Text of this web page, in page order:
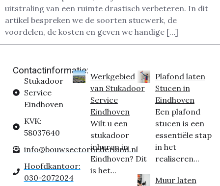
uitstraling van een ruimte drastisch verbeteren. In dit
artikel bespreken we de soorten stucwerk, de
voordelen, de kosten en geven we handige […]
Contactinformatie:
Stukadoor
Service
Eindhoven
KVK:
58037640
info@bouwsectornederland.nl
Hoofdkantoor:
030-2072024
Werkgebied
van Stukadoor
Service
Eindhoven
Wilt u een
stukadoor
inhuren in
Eindhoven? Dit
is het...
Plafond laten
Stucen in
Eindhoven
Een plafond
stucen is een
essentiële stap
in het
realiseren...
Muur laten